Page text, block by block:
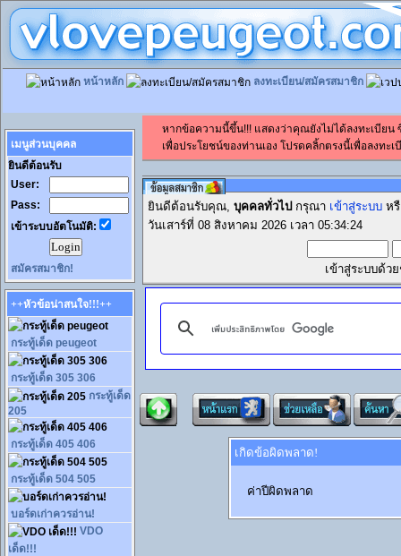
หน้าหลัก ลงทะเบียน/สมัครสมาชิก
เมนูส่วนบุคคล
ยินดีต้อนรับ
User:
Pass:
เข้าระบบอัตโนมัติ:
สมัครสมาชิก!
++หัวข้อน่าสนใจ!!!++
กระทู้เด็ด peugeot
กระทู้เด็ด 305 306
กระทู้เด็ด
205
กระทู้เด็ด 405 406
กระทู้เด็ด 504 505
บอร์ดเก่าควรอ่าน!
VDO
เด็ด!!!
หากข้อความนี้ขึ้น!!! แสดงว่าคุณยังไม่ได้ลงทะเบียน
เพื่อประโยชน์ของท่านเอง โปรดคลิ้กตรงนี้เพื่อลงทะเ
ยินดีต้อนรับคุณ, บุคคลทั่วไป กรุณา เข้าสู่ระบบ ห
วันเสาร์ที่ 08 สิงหาคม 2026 เวลา 05:34:24
เข้าสู่ระบบด้ว
เกิดข้อผิดพลาด!
ค่าปีผิดพลาด